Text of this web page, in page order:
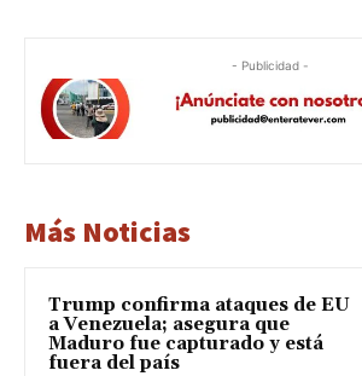
- Publicidad -
Más Noticias
Trump confirma ataques de EU
a Venezuela; asegura que
Maduro fue capturado y está
fuera del país